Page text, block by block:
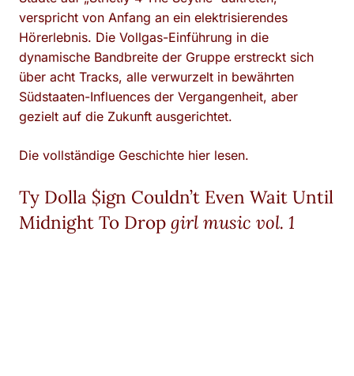
verspricht von Anfang an ein elektrisierendes
Hörerlebnis. Die Vollgas-Einführung in die
dynamische Bandbreite der Gruppe erstreckt sich
über acht Tracks, alle verwurzelt in bewährten
Südstaaten-Influences der Vergangenheit, aber
gezielt auf die Zukunft ausgerichtet.
Die vollständige Geschichte hier lesen.
Ty Dolla $ign Couldn’t Even Wait Until
Midnight To Drop girl music vol. 1